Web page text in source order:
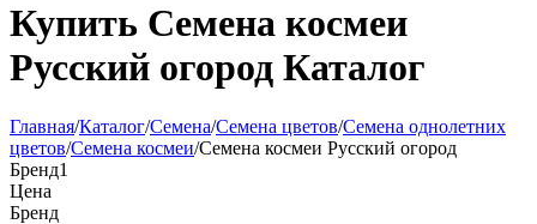
Купить Семена космеи
Русский огород Каталог
Главная/Каталог/Семена/Семена цветов/Семена однолетних
цветов/Семена космеи/Семена космеи Русский огород
Бренд1
Цена
Бренд